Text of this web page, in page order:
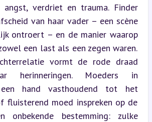
angst, verdriet en trauma. Finder
van haar vader – een scène
ontroert – en de manier waarop
een last als een zegen waren.
vormt de rode draad
herinneringen. Moeders in
een hand vasthoudend tot het
fluisterend moed inspreken op de
onbekende bestemming: zulke